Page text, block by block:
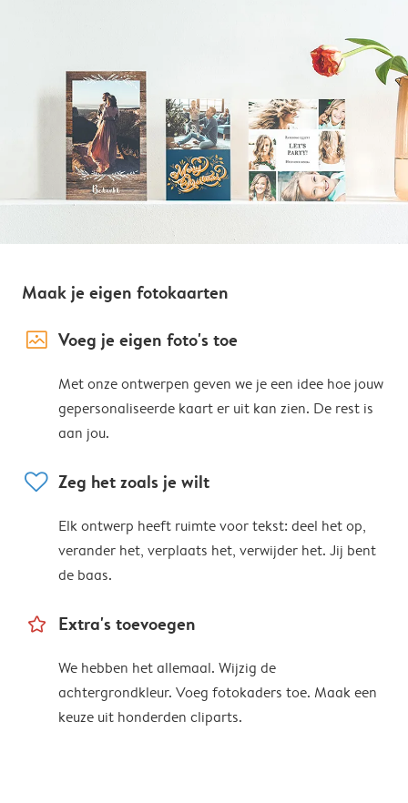
Maak je eigen fotokaarten
image_placeholder Voeg je eigen foto's toe
Met onze ontwerpen geven we je een idee hoe jouw
gepersonaliseerde kaart er uit kan zien. De rest is
aan jou.
heart Zeg het zoals je wilt
Elk ontwerp heeft ruimte voor tekst: deel het op,
verander het, verplaats het, verwijder het. Jij bent
de baas.
star_outline Extra's toevoegen
We hebben het allemaal. Wijzig de
achtergrondkleur. Voeg fotokaders toe. Maak een
keuze uit honderden cliparts.